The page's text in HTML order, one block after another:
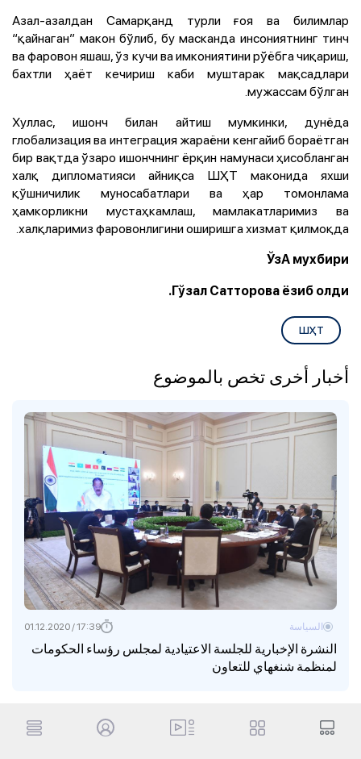
Азал-азалдан Самарқанд турли ғоя ва билимлар
“қайнаган” макон бўлиб, бу масканда инсониятнинг тинч
ва фаровон яшаш, ўз кучи ва имкониятини рўёбга чиқариш,
бахтли ҳаёт кечириш каби муштарак мақсадлари
мужассам бўлган.
Хуллас, ишонч билан айтиш мумкинки, дунёда
глобализация ва интеграция жараёни кенгайиб бораётган
бир вақтда ўзаро ишончнинг ёрқин намунаси ҳисобланган
халқ дипломатияси айниқса ШҲТ маконида яхши
қўшничилик муносабатлари ва ҳар томонлама
ҳамкорликни мустаҳкамлаш, мамлакатларимиз ва
халқларимиз фаровонлигини оширишга хизмат қилмоқда.
ЎзА мухбири
Гўзал Сатторова ёзиб олди.
ШҲТ
أخبار أخرى تخص بالموضوع
النشرة الإخبارية للجلسة الاعتيادية لمجلس رؤساء الحكومات
لمنظمة شنغهاي للتعاون
السياسة 17:39 / 01.12.2020